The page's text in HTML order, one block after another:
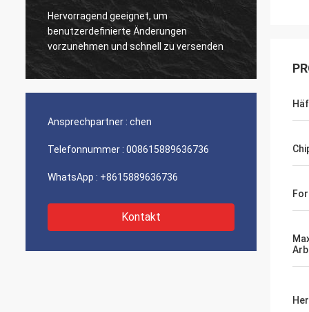
Hervorragend geeignet, um
benutzerdefinierte Änderungen
vorzunehmen und schnell zu versenden
Ansprechpartner : chen
Telefonnummer : 008615889636736
WhatsApp : +8615889636736
Kontakt